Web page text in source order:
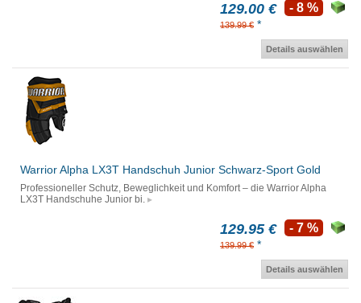
129.00 €
139.99 € *
- 8 %
Details auswählen
Warrior Alpha LX3T Handschuh Junior Schwarz-Sport Gold
Professioneller Schutz, Beweglichkeit und Komfort – die Warrior Alpha
LX3T Handschuhe Junior bi.
129.95 €
139.99 € *
- 7 %
Details auswählen